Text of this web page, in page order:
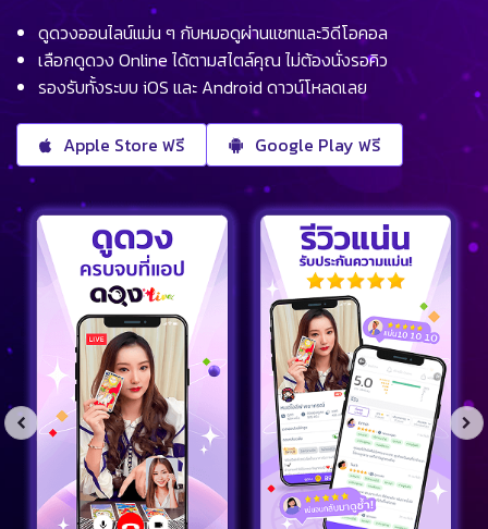
ดูดวงออนไลน์แม่น ๆ กับหมอดูผ่านแชทและวิดีโอคอล
เลือกดูดวง Online ได้ตามสไตล์คุณ ไม่ต้องนั่งรอคิว
รองรับทั้งระบบ iOS และ Android ดาวน์โหลดเลย
Apple Store ฟรี Google Play ฟรี